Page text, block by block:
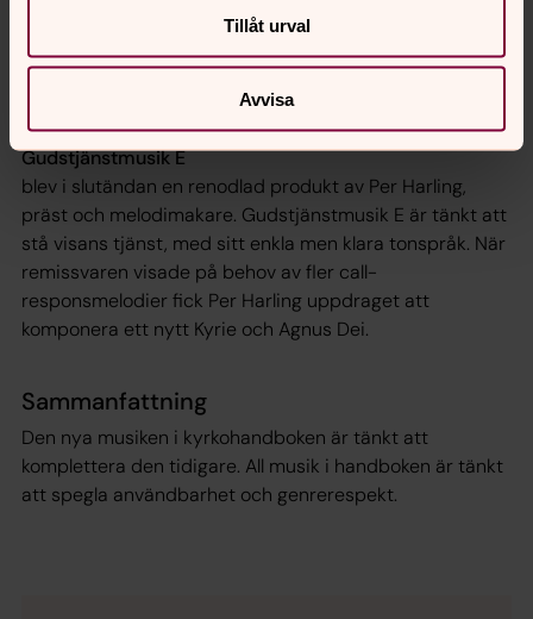
Tillåt urval
Avvisa
Karin Runow och är exempel på melodier som har sitt
ursprung i pop/rockgenren. Denna musik kan med fördel
utföras av ett kompband istället för orgel.
Gudstjänstmusik E
blev i slutändan en renodlad produkt av Per Harling,
präst och melodimakare. Gudstjänstmusik E är tänkt att
stå visans tjänst, med sitt enkla men klara tonspråk. När
remissvaren visade på behov av fler call-
responsmelodier fick Per Harling uppdraget att
komponera ett nytt Kyrie och Agnus Dei.
Sammanfattning
Den nya musiken i kyrkohandboken är tänkt att
komplettera den tidigare. All musik i handboken är tänkt
att spegla användbarhet och genrerespekt.